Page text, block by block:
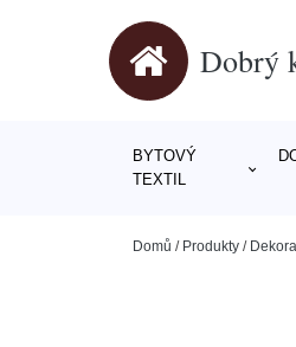
Dobrý
BYTOVÝ
TEXTIL
Domů / Produkty /